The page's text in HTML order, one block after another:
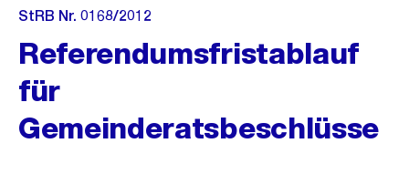
StRB Nr. 0168/2012
Referendumsfristablauf
für
Gemeinderatsbeschlüsse